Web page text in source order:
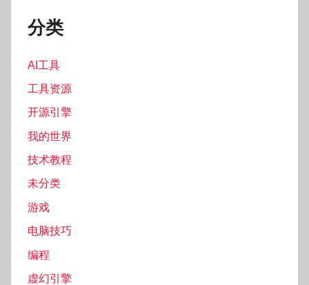
分类
AI工具
工具资源
开源引擎
我的世界
技术教程
未分类
游戏
电脑技巧
编程
虚幻引擎